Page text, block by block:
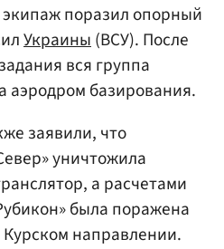
поразил опорный
Украины(ВСУ). После
вся группа
аэродром базирования.
заявили, что
уничтожила
а расчетами
была поражена
направлении.